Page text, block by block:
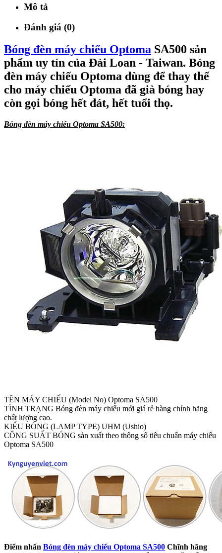
Mô tả
Đánh giá (0)
Bóng đèn máy chiếu Optoma SA500 sản
phẩm uy tín của Đài Loan - Taiwan. Bóng
đèn máy chiếu Optoma dùng để thay thế
cho máy chiếu Optoma đã già bóng hay
còn gọi bóng hết đát, hết tuổi thọ.
Bóng đèn máy chiếu Optoma SA500:
TÊN MÁY CHIẾU (Model No) Optoma SA500
TÌNH TRẠNG Bóng đèn máy chiếu mới giá rẻ hàng chính hãng
chất lượng cao.
KIỂU BÓNG (LAMP TYPE) UHM (Ushio)
CÔNG SUẤT BÓNG sản xuất theo thông số tiêu chuẩn máy chiếu
Optoma SA500
Điểm nhấn Bóng đèn máy chiếu Optoma SA500 Chĩnh hãng